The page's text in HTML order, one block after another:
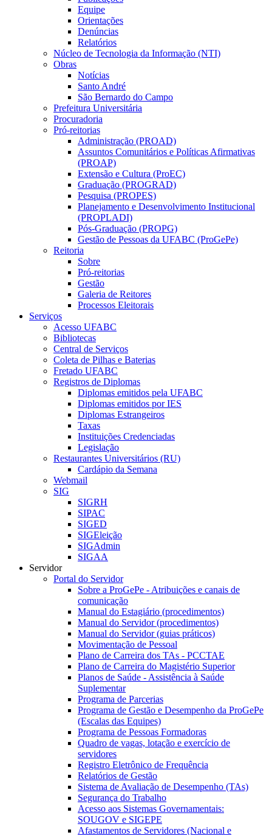
Equipe
Orientações
Denúncias
Relatórios
Núcleo de Tecnologia da Informação (NTI)
Obras
Notícias
Santo André
São Bernardo do Campo
Prefeitura Universitária
Procuradoria
Pró-reitorias
Administração (PROAD)
Assuntos Comunitários e Políticas Afirmativas
(PROAP)
Extensão e Cultura (ProEC)
Graduação (PROGRAD)
Pesquisa (PROPES)
Planejamento e Desenvolvimento Institucional
(PROPLADI)
Pós-Graduação (PROPG)
Gestão de Pessoas da UFABC (ProGePe)
Reitoria
Sobre
Pró-reitorias
Gestão
Galeria de Reitores
Processos Eleitorais
Serviços
Acesso UFABC
Bibliotecas
Central de Serviços
Coleta de Pilhas e Baterias
Fretado UFABC
Registros de Diplomas
Diplomas emitidos pela UFABC
Diplomas emitidos por IES
Diplomas Estrangeiros
Taxas
Instituições Credenciadas
Legislação
Restaurantes Universitários (RU)
Cardápio da Semana
Webmail
SIG
SIGRH
SIPAC
SIGED
SIGEleição
SIGAdmin
SIGAA
Servidor
Portal do Servidor
Sobre a ProGePe - Atribuições e canais de
comunicação
Manual do Estagiário (procedimentos)
Manual do Servidor (procedimentos)
Manual do Servidor (guias práticos)
Movimentação de Pessoal
Plano de Carreira dos TAs - PCCTAE
Plano de Carreira do Magistério Superior
Planos de Saúde - Assistência à Saúde
Suplementar
Programa de Parcerias
Programa de Gestão e Desempenho da ProGePe
(Escalas das Equipes)
Programa de Pessoas Formadoras
Quadro de vagas, lotação e exercício de
servidores
Registro Eletrônico de Frequência
Relatórios de Gestão
Sistema de Avaliação de Desempenho (TAs)
Segurança do Trabalho
Acesso aos Sistemas Governamentais:
SOUGOV e SIGEPE
Afastamentos de Servidores (Nacional e